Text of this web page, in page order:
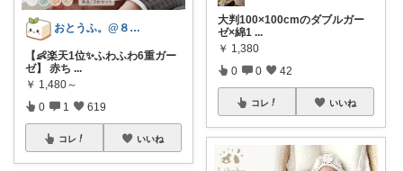
おとうふ。@８月もよろしくお願いします
【👶楽天1位✨ふわふわ6重ガー
ゼ】 赤ち ...
￥ 1,480～
0 1 619
コレ いいね
大判100×100cmのダブルガー
ゼ×綿1 ...
￥ 1,380
0 0 42
コレ いいね